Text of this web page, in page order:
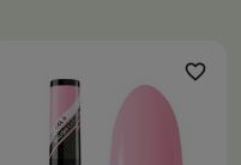
favorite_border